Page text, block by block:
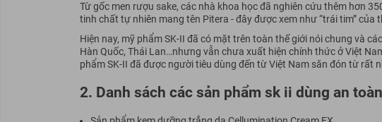
Từ gốc men rượu sake, các nhà khoa học đã nghiên cứu thêm hơn
tinh chất tự nhiên mang tên Pitera - đây được xem như “trái tim” của
Hiện nay, mỹ phẩm SK-II đã có mặt trên toàn thế giới nói chung và
Hàn Quốc, Thái Lan…nhưng vẫn chưa xuất hiện chính thức ở Việt
phẩm SK-II đã được người tiêu dùng đến từ Việt Nam săn đón từ rất
2. Danh sách các sản phẩm sk ii dùng an